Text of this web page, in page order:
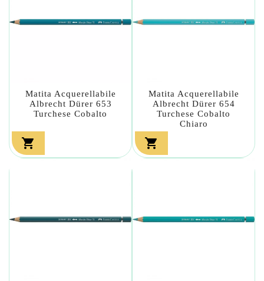
Matita Acquerellabile
Albrecht Dürer 653
Turchese Cobalto

Matita Acquerellabile
Albrecht Dürer 654
Turchese Cobalto
Chiaro
